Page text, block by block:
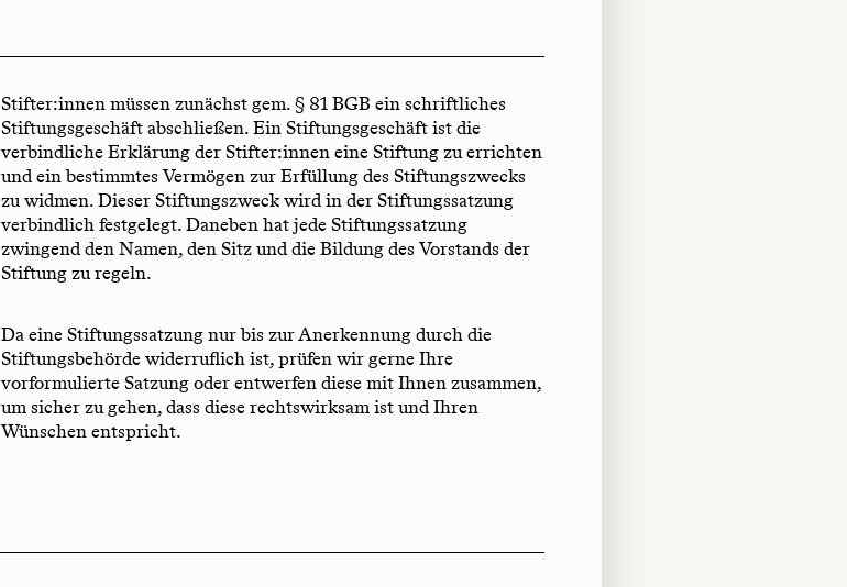
Stifter:innen müssen zunächst gem. § 81 BGB ein schriftliches
Stiftungsgeschäft abschließen. Ein Stiftungsgeschäft ist die
verbindliche Erklärung der Stifter:innen eine Stiftung zu errichten
und ein bestimmtes Vermögen zur Erfüllung des Stiftungszwecks
zu widmen. Dieser Stiftungszweck wird in der Stiftungssatzung
verbindlich festgelegt. Daneben hat jede Stiftungssatzung
zwingend den Namen, den Sitz und die Bildung des Vorstands der
Stiftung zu regeln.
Da eine Stiftungssatzung nur bis zur Anerkennung durch die
Stiftungsbehörde widerruflich ist, prüfen wir gerne Ihre
vorformulierte Satzung oder entwerfen diese mit Ihnen zusammen,
um sicher zu gehen, dass diese rechtswirksam ist und Ihren
Wünschen entspricht.